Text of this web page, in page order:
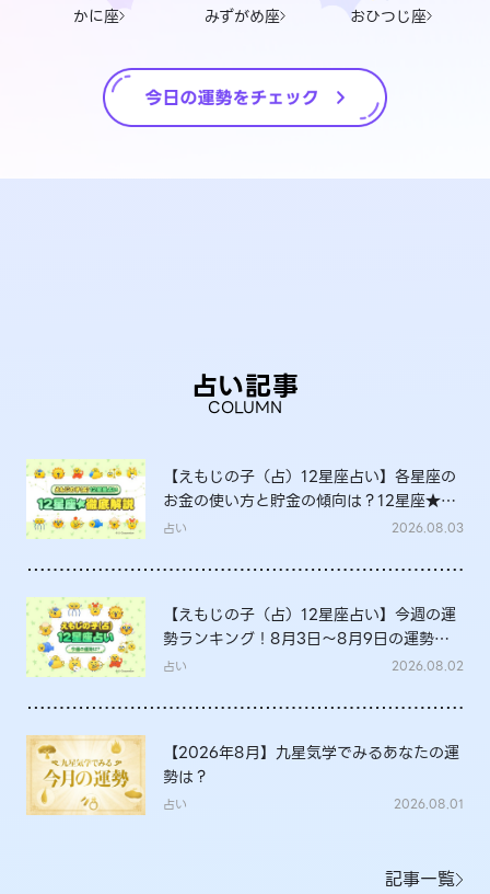
かに座 みずがめ座 おひつじ座
占い記事
COLUMN
【えもじの子（占）12星座占い】各星座の
お金の使い方と貯金の傾向は？12星座★徹
底解説
占い 2026.08.03
【えもじの子（占）12星座占い】今週の運
勢ランキング！8月3日～8月9日の運勢
は？
占い 2026.08.02
【2026年8月】九星気学でみるあなたの運
勢は？
占い 2026.08.01
記事一覧